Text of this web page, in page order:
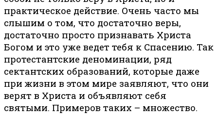
практическое действие. Очень часто мы
слышим о том, что достаточно веры,
достаточно просто признавать Христа
Богом и это уже ведет тебя к Спасению. Так
протестантские деноминации, ряд
сектантских образований, которые даже
при жизни в этом мире заявляют, что они
верят в Христа и объявляют себя
святыми. Примеров таких – множество.